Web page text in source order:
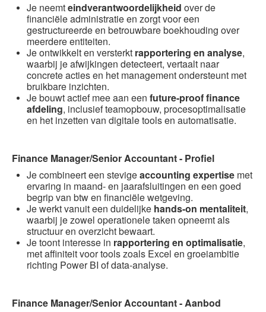
Je neemteindverantwoordelijkheid over de
financiële administratie en zorgt voor een
gestructureerde en betrouwbare boekhouding over
meerdere entiteiten.
Je ontwikkelt en versterkt rapportering en analyse,
waarbij je afwijkingen detecteert, vertaalt naar
concrete acties en het management ondersteunt met
bruikbare inzichten.
Je bouwt actief mee aan een future-proof finance
afdeling, inclusief teamopbouw, procesoptimalisatie
en het inzetten van digitale tools en automatisatie.
Finance Manager/Senior Accountant - Profiel
Je combineert een stevigeaccounting expertise met
ervaring in maand- en jaarafsluitingen en een goed
begrip van btw en financiële wetgeving.
Je werkt vanuit een duidelijke hands-on mentaliteit,
waarbij je zowel operationele taken opneemt als
structuur en overzicht bewaart.
Je toont interesse in rapportering en optimalisatie,
met affiniteit voor tools zoals Excel en groeiambitie
richting Power BI of data-analyse.
Finance Manager/Senior Accountant - Aanbod